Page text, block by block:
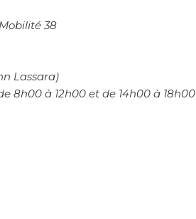
38
Lassara)
8h00 à 12h00 et de 14h00 à 18h00